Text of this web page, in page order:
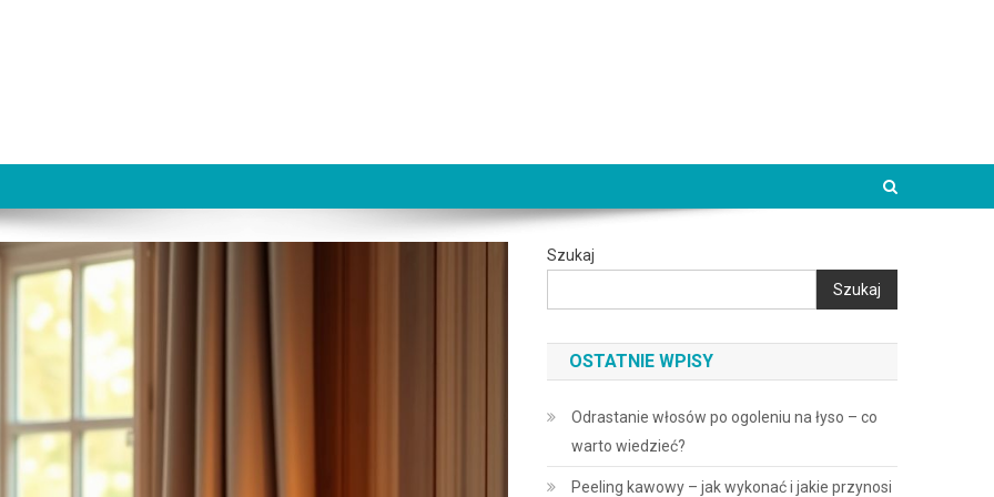
Szukaj
Szukaj
OSTATNIE WPISY
Odrastanie włosów po ogoleniu na łyso – co
warto wiedzieć?
Peeling kawowy – jak wykonać i jakie przynosi